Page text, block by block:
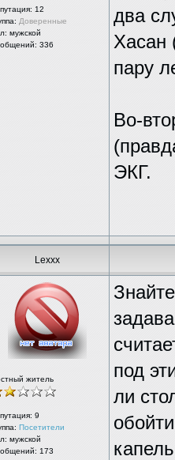
12
Доверенные
мужской
336
два
Хасан
пару
Во-
ЭКГ.
Lexxx
житель
9
Посетители
мужской
173
под
ли